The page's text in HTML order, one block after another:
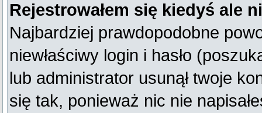
Rejestrowałem się kiedyś ale
Najbardziej prawdopodobne
niewłaściwy login i hasło
lub administrator usunął twoje
się tak, ponieważ nic nie